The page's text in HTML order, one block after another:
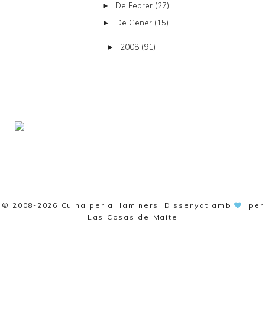
► De Febrer (27)
► De Gener (15)
► 2008 (91)
© 2008-2026 Cuina per a llaminers . Dissenyat amb
per
Las Cosas de Maite